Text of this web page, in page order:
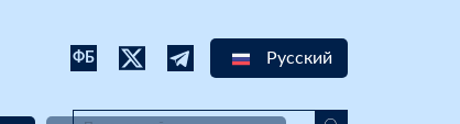
ФБ Русский